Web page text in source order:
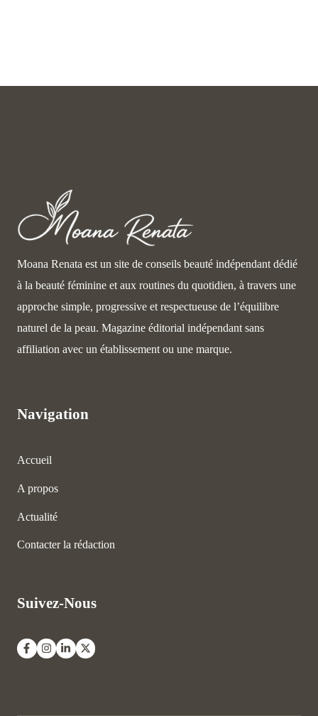
Moana Renata est un site de conseils beauté indépendant dédié
à la beauté féminine et aux routines du quotidien, à travers une
approche simple, progressive et respectueuse de l’équilibre
naturel de la peau. Magazine éditorial indépendant sans
affiliation avec un établissement ou une marque.
Navigation
Accueil
A propos
Actualité
Contacter la rédaction
Suivez-Nous